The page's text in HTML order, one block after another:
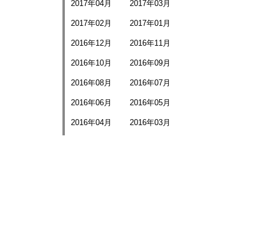
2017年04月 2017年03月
2017年02月 2017年01月
2016年12月 2016年11月
2016年10月 2016年09月
2016年08月 2016年07月
2016年06月 2016年05月
2016年04月 2016年03月